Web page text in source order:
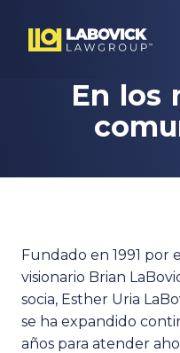
En los
Fundado en 1991 por
visionario Brian
socia, Esther Uria
se ha expandido
años para atender